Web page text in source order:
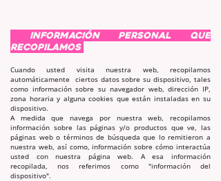
INFORMACIÓN PERSONAL QUE
RECOPILAMOS
Cuando usted visita nuestra web, recopilamos
automáticamente ciertos datos sobre su dispositivo, tales
como información sobre su navegador web, dirección IP,
zona horaria y alguna cookies que están instaladas en su
dispositivo.​
A medida que navega por nuestra web, recopilamos
información sobre las páginas y/o productos que ve, las
páginas web o términos de búsqueda que lo remitieron a
nuestra web, así como, información sobre cómo interactúa
usted con nuestra página web. A esa información
recopilada, nos referimos como "información del
dispositivo".